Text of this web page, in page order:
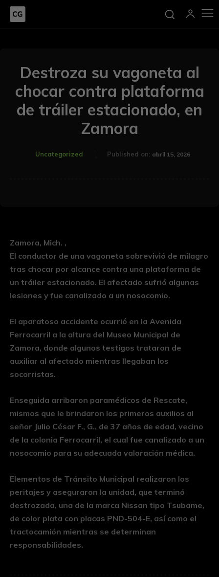
Destroza su vagoneta al
chocar contra plataforma
de tráiler estacionado, en
Zamora
Uncategorized Published on: abril 15, 2026
Zamora, Mich. ,
El conductor de una vagoneta sobrevivió de milagro
tras chocar por alcance contra una plataforma de
un tráiler estacionado. El afectado sufrió algunas
lesiones y fue canalizado a un nosocomio.
El aparatoso accidente ocurrió en la Avenida
Ferrocarril a la altura del Museo Municipal de
Zamora, donde algunos testigos trataron de
auxiliar al afectado mientras llegaban los
socorristas.
Enseguida arribaron paramédicos de Rescate,
mismos que le brindaron los primeros auxilios al
señor Julio César F., G., de 37 años de edad, vecino
de la colonia Ferrocarril, el cual fue canalizado a un
nosocomio para su adecuada valoración médica.
Elementos de Tránsito Municipal realizaron los
peritajes y aseguraron la unidad, que terminó
destrozada, una de la marca Nissan tipo Tsubame,
de color plata con placas PND-504-E, así como el
tractocamión mientras se determinan
responsabilidades.